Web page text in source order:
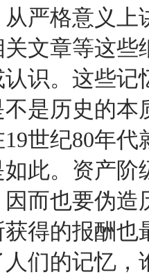
严格意义
文章等这
识。这些
是历史的
19世纪80年代
此。资产
而也要伪
得的报酬
们的记忆